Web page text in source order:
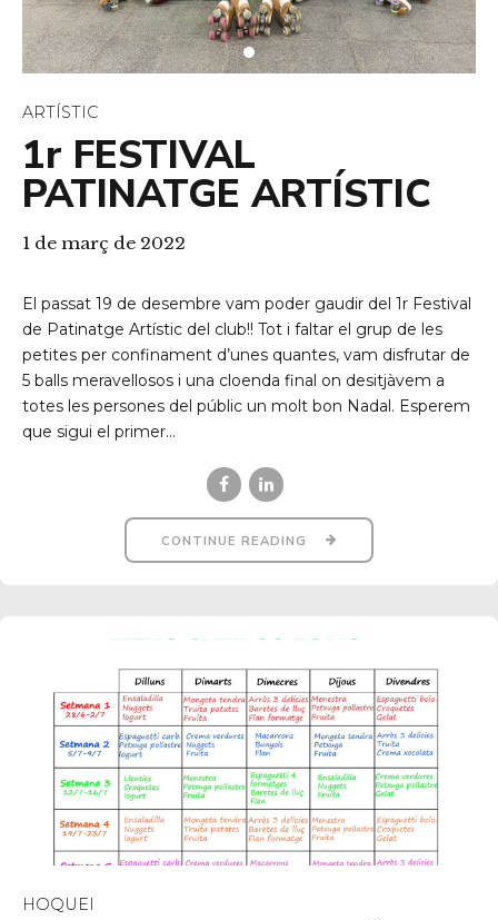
ARTÍSTIC
1r FESTIVAL
PATINATGE ARTÍSTIC
1 de març de 2022
El passat 19 de desembre vam poder gaudir del 1r Festival
de Patinatge Artístic del club!! Tot i faltar el grup de les
petites per confinament d’unes quantes, vam disfrutar de
5 balls meravellosos i una cloenda final on desitjàvem a
totes les persones del públic un molt bon Nadal. Esperem
que sigui el primer...
CONTINUE READING
HOQUEI